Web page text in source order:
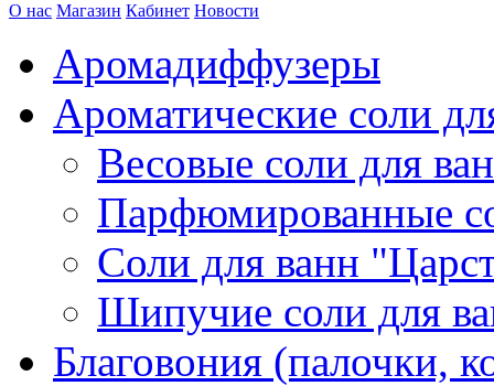
О нас Магазин Кабинет Новости
Аромадиффузеры
Ароматические соли
Весовые соли для
Парфюмированные
Соли для ванн
Шипучие соли для
Благовония (палочки,